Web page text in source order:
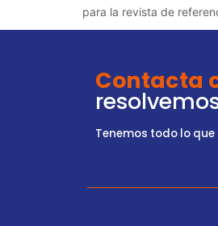
para la revista de
Contacta
Tenemos todo lo